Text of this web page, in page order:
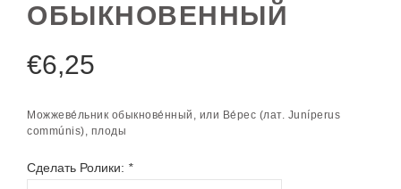
ОБЫКНОВЕННЫЙ
€6,25
Можжеве́льник обыкнове́нный, или Ве́рес (лат. Juníperus
commúnis), плоды
Сделать Ролики: *